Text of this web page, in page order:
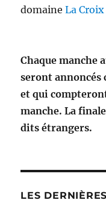
domaineLa
Chaque manche
seront annoncés
et qui
manche. La
dits étrangers.
LES